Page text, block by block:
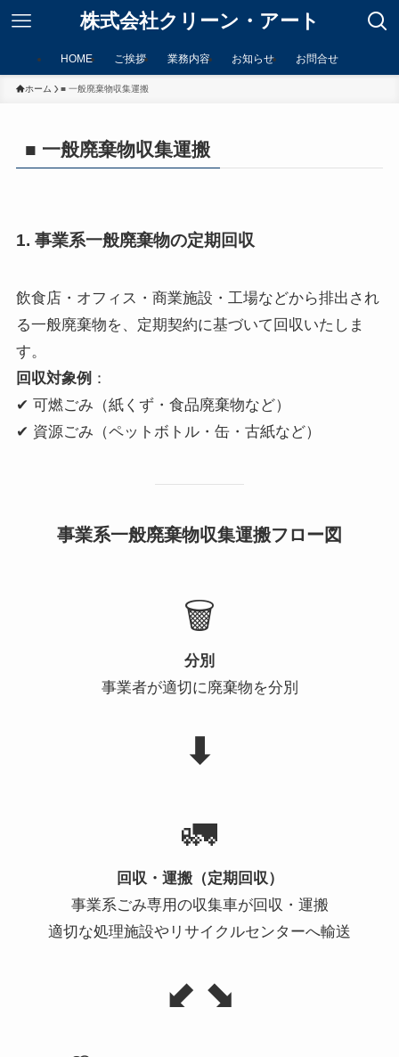
株式会社クリーン・アート
HOME ご挨拶 業務内容 お知らせ お問合せ
ホーム ■ 一般廃棄物収集運搬
■ 一般廃棄物収集運搬
1. 事業系一般廃棄物の定期回収
飲食店・オフィス・商業施設・工場などから排出され
る一般廃棄物を、定期契約に基づいて回収いたしま
す。
回収対象例 ：
✔ 可燃ごみ（紙くず・食品廃棄物など）
✔ 資源ごみ（ペットボトル・缶・古紙など）
事業系一般廃棄物収集運搬フロー図
🗑️
分別
事業者が適切に廃棄物を分別
⬇
🚛
回収・運搬（定期回収）
事業系ごみ専用の収集車が回収・運搬
適切な処理施設やリサイクルセンターへ輸送
⬋ ⬊